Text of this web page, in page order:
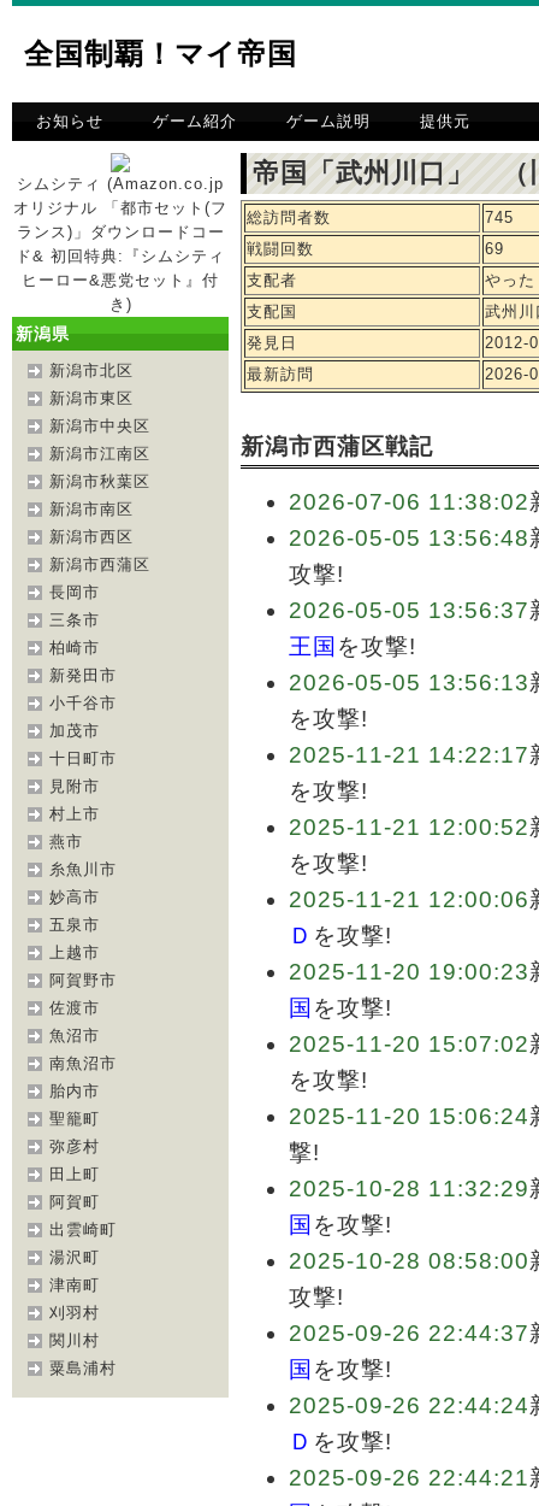
全国制覇！マイ帝国
お知らせ ゲーム紹介 ゲーム説明 提供元
シムシティ (Amazon.co.jp
オリジナル 「都市セット(フ
ランス)」ダウンロードコー
ド& 初回特典:『シムシティ
ヒーロー&悪党セット』付
き)
新潟県
新潟市北区
新潟市東区
新潟市中央区
新潟市江南区
新潟市秋葉区
新潟市南区
新潟市西区
新潟市西蒲区
長岡市
三条市
柏崎市
新発田市
小千谷市
加茂市
十日町市
見附市
村上市
燕市
糸魚川市
妙高市
五泉市
上越市
阿賀野市
佐渡市
魚沼市
南魚沼市
胎内市
聖籠町
弥彦村
田上町
阿賀町
出雲崎町
湯沢町
津南町
刈羽村
関川村
粟島浦村
帝国「武州川口」 （
総訪問者数
745
戦闘回数
69
支配者
やった
支配国
武州川
発見日
2012-
最新訪問
2026-
新潟市西蒲区戦記
2026-07-06 11:38:02
2026-05-05 13:56:48
攻撃!
2026-05-05 13:56:37
王国 を攻撃!
2026-05-05 13:56:13
を攻撃!
2025-11-21 14:22:17
を攻撃!
2025-11-21 12:00:52
を攻撃!
2025-11-21 12:00:06
Ｄ を攻撃!
2025-11-20 19:00:23
国 を攻撃!
2025-11-20 15:07:02
を攻撃!
2025-11-20 15:06:24
撃!
2025-10-28 11:32:29
国 を攻撃!
2025-10-28 08:58:00
攻撃!
2025-09-26 22:44:37
国 を攻撃!
2025-09-26 22:44:24
Ｄ を攻撃!
2025-09-26 22:44:21